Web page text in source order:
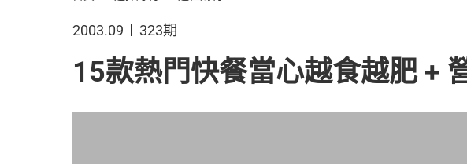
2003.09 323期
15款熱門快餐當心越食越肥 +